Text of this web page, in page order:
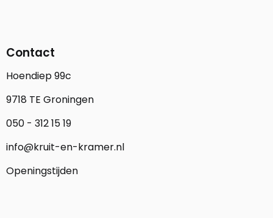
Contact
Hoendiep 99c
9718 TE Groningen
050 - 312 15 19
info@kruit-en-kramer.nl
Openingstijden